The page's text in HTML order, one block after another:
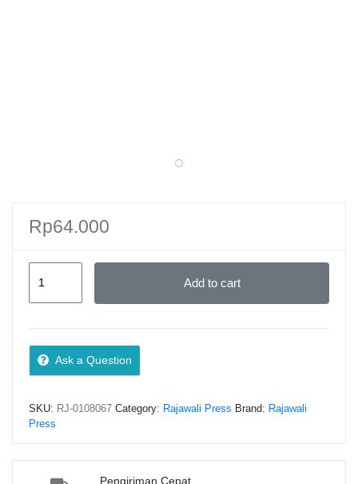
Pengiriman Cepat
Rp64.000
Berbasis
UMKM
Pengolahan
Melalui
BMT
Add to cart
Ask a Question
SKU: RJ-0108067 Category: Rajawali Press Brand: Rajawali
Press